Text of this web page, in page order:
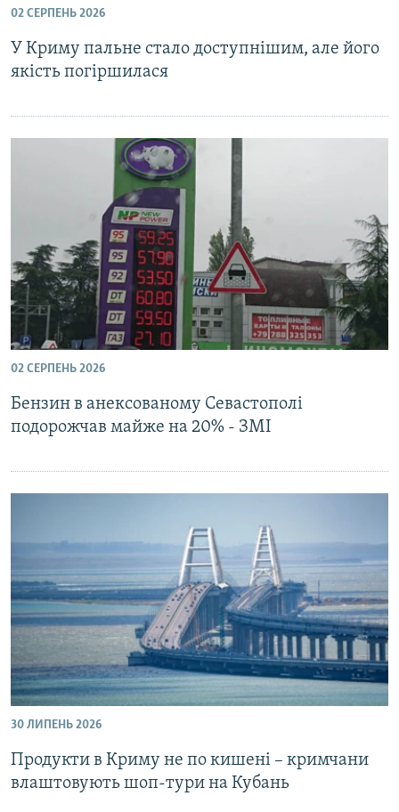
ВІДЕОУРОКИ «ELIFBE»
СВІДЧЕННЯ ОКУПАЦІЇ
УКРАЇНСЬКА ПРОБЛЕМА КРИМУ
ІНФОГРАФІКА
Qırımtatar
Усі сайти RFE/RL
02 СЕРПЕНЬ 2026
У Криму пальне стало доступнішим, але його
якість погіршилася
02 СЕРПЕНЬ 2026
Бензин в анексованому Севастополі
подорожчав майже на 20% - ЗМІ
30 ЛИПЕНЬ 2026
Продукти в Криму не по кишені – кримчани
влаштовують шоп-тури на Кубань